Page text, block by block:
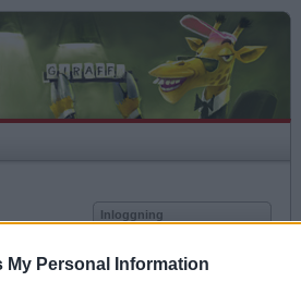
My Personal Information
Inloggning